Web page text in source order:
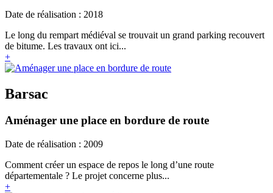
Date de réalisation : 2018
Le long du rempart médiéval se trouvait un grand parking recouvert
de bitume. Les travaux ont ici...
+
Barsac
Aménager une place en bordure de route
Date de réalisation : 2009
Comment créer un espace de repos le long d’une route
départementale ? Le projet concerne plus...
+